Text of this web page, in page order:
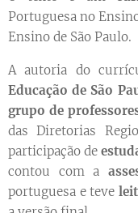
Portuguesa no
Ensino de São Paulo.
A autoria do
Educação de São
grupo de
das Diretorias
participação de
contou com a
portuguesa e teve